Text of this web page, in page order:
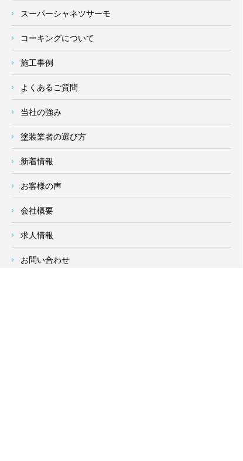
スーパーシャネツサーモ
コーキングについて
施工事例
よくあるご質問
当社の強み
塗装業者の選び方
新着情報
お客様の声
会社概要
求人情報
お問い合わせ